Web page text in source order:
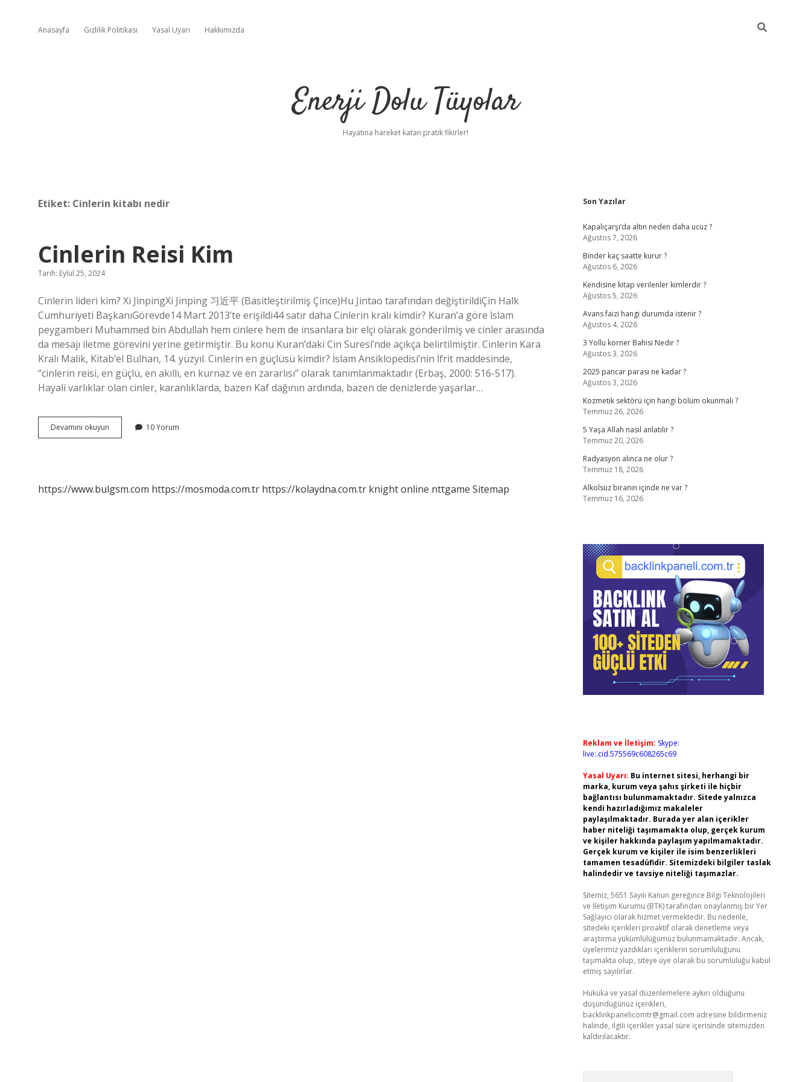
Anasayfa Gizlilik Politikası Yasal Uyarı Hakkımızda
Enerji Dolu Tüyolar
Hayatına hareket katan pratik fikirler!
Etiket: Cinlerin kitabı nedir
Cinlerin Reisi Kim
Tarih: Eylül 25, 2024
Cinlerin lideri kim? Xi JinpingXi Jinping 习近平 (Basitleştirilmiş Çince)Hu Jintao tarafından değiştirildiÇin Halk
Cumhuriyeti BaşkanıGörevde14 Mart 2013’te erişildi44 satır daha Cinlerin kralı kimdir? Kuran’a göre İslam
peygamberi Muhammed bin Abdullah hem cinlere hem de insanlara bir elçi olarak gönderilmiş ve cinler arasında
da mesajı iletme görevini yerine getirmiştir. Bu konu Kuran’daki Cin Suresi’nde açıkça belirtilmiştir. Cinlerin Kara
Kralı Malik, Kitab’el Bulhan, 14. yüzyıl. Cinlerin en güçlüsü kimdir? İslam Ansiklopedisi’nin İfrit maddesinde,
“cinlerin reisi, en güçlü, en akıllı, en kurnaz ve en zararlısı” olarak tanımlanmaktadır (Erbaş, 2000: 516-517).
Hayali varlıklar olan cinler, karanlıklarda, bazen Kaf dağının ardında, bazen de denizlerde yaşarlar…
Devamını okuyun
Reisi
10 Yorum
https://www.bulgsm.com https://mosmoda.com.tr https://kolaydna.com.tr knight online nttgame Sitemap
Sidebar
Son Yazılar
Kapalıçarşı’da altın neden daha ucuz ?
Ağustos 7, 2026
Binder kaç saatte kurur ?
Ağustos 6, 2026
Kendisine kitap verilenler kimlerdir ?
Ağustos 5, 2026
Avans faizi hangi durumda istenir ?
Ağustos 4, 2026
3 Yollu korner Bahisi Nedir ?
Ağustos 3, 2026
2025 pancar parası ne kadar ?
Ağustos 3, 2026
Kozmetik sektörü için hangi bölüm okunmalı ?
Temmuz 26, 2026
5 Yaşa Allah nasıl anlatılır ?
Temmuz 20, 2026
Radyasyon alınca ne olur ?
Temmuz 18, 2026
Alkolsüz biranın içinde ne var ?
Temmuz 16, 2026
Reklam ve İletişim: Skype:
live:.cid.575569c608265c69
Yasal Uyarı: Bu internet sitesi, herhangi bir
marka, kurum veya şahıs şirketi ile hiçbir
bağlantısı bulunmamaktadır. Sitede yalnızca
kendi hazırladığımız makaleler
paylaşılmaktadır. Burada yer alan içerikler
haber niteliği taşımamakta olup, gerçek kurum
ve kişiler hakkında paylaşım yapılmamaktadır.
Gerçek kurum ve kişiler ile isim benzerlikleri
tamamen tesadüfidir. Sitemizdeki bilgiler taslak
halindedir ve tavsiye niteliği taşımazlar.
Sitemiz, 5651 Sayılı Kanun gereğince Bilgi Teknolojileri
ve İletişim Kurumu (BTK) tarafından onaylanmış bir Yer
Sağlayıcı olarak hizmet vermektedir. Bu nedenle,
sitedeki içerikleri proaktif olarak denetleme veya
araştırma yükümlülüğümüz bulunmamaktadır. Ancak,
üyelerimiz yazdıkları içeriklerin sorumluluğunu
taşımakta olup, siteye üye olarak bu sorumluluğu kabul
etmiş sayılırlar.
Hukuka ve yasal düzenlemelere aykırı olduğunu
düşündüğünüz içerikleri,
backlinkpanelicomtr@gmail.com adresine bildirmeniz
halinde, ilgili içerikler yasal süre içerisinde sitemizden
kaldırılacaktır.
ilbet güncel giriş adresi